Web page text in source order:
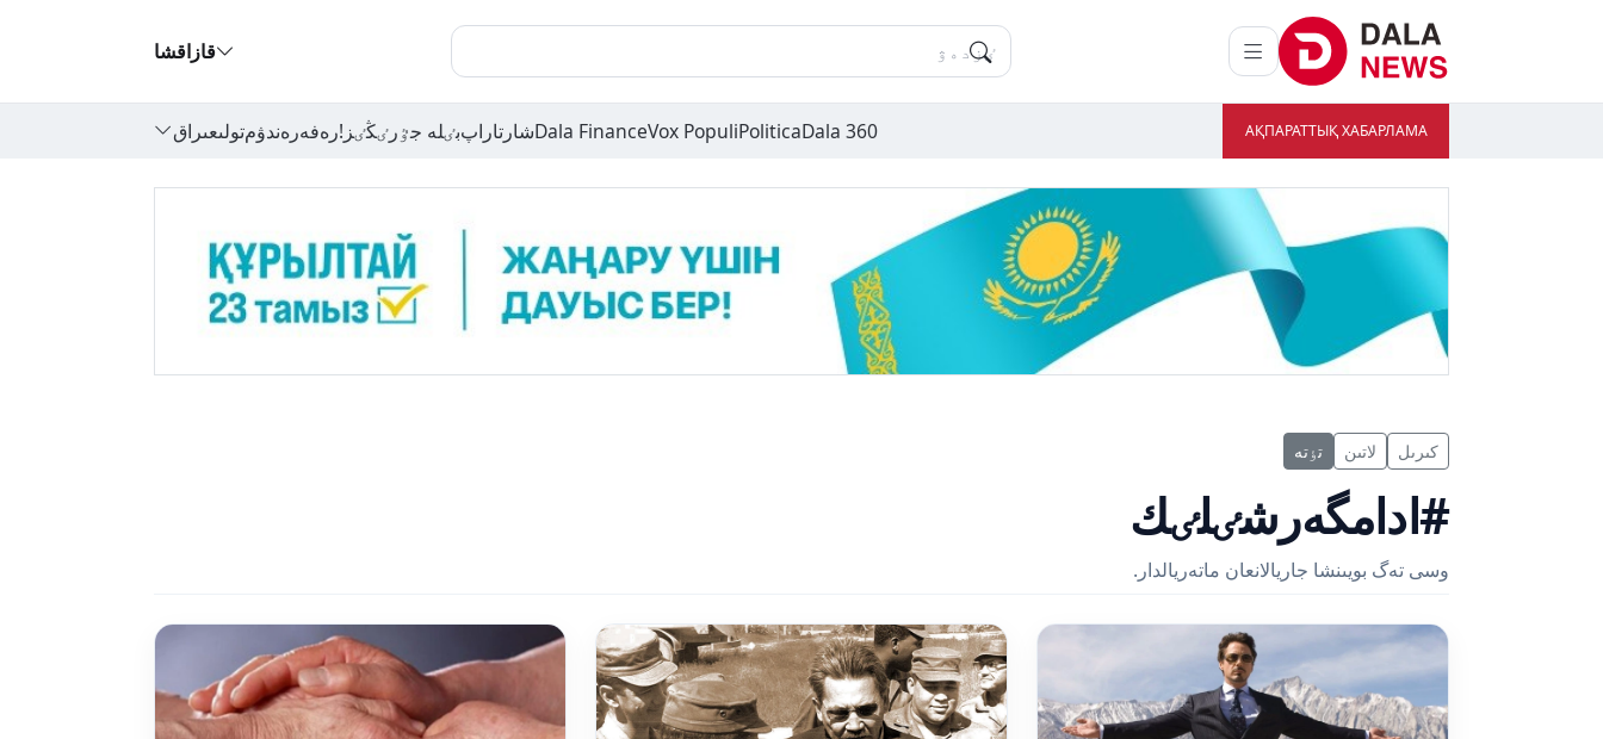
قازاقشا
АҚПАРАТТЫҚ ХАБАРЛАМА
Dala 360
Politica
Vox Populi
Dala Financeشارتاراپبٸلە جٷرٸڭٸز!رەفەرەندۋمتولىعىراق
كىرىل لاتىن تٶتە
#ادامگەرشٸلٸك
وسى تەگ بويىنشا جاريالانعان ماتەريالدار.